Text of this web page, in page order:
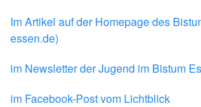
Im Artikel auf der Homepage des
essen.de)
im Newsletter der Jugend im Bistum
im Facebook-Post vom Lichtblick